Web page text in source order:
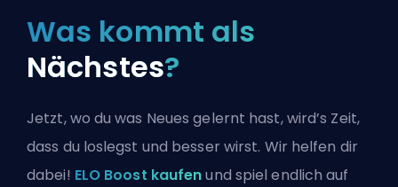
Was kommt als
Nächstes?
Jetzt, wo du was Neues gelernt hast, wird’s Zeit,
dass du loslegst und besser wirst. Wir helfen dir
dabei! ELO Boost kaufenund spiel endlich auf